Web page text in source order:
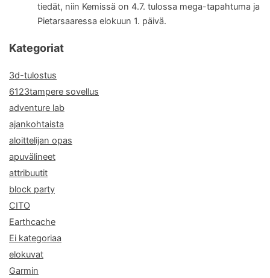
tiedät, niin Kemissä on 4.7. tulossa mega-tapahtuma ja
Pietarsaaressa elokuun 1. päivä.
Kategoriat
3d-tulostus
6123tampere sovellus
adventure lab
ajankohtaista
aloittelijan opas
apuvälineet
attribuutit
block party
CITO
Earthcache
Ei kategoriaa
elokuvat
Garmin